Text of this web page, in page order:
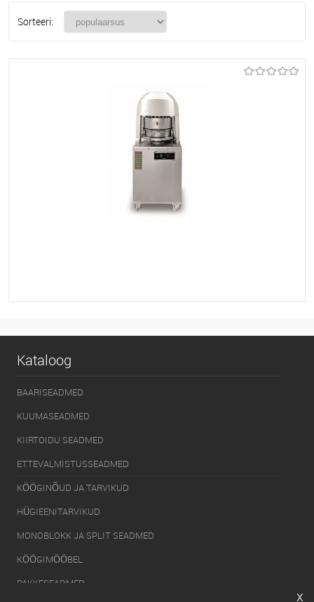
Sorteeri:
Kataloog
BAARISEADMED
KUUMASEADMED
KIIRTOIDU SEADMED
ETTEVALMISTUSSEADMED
KÖÖGINÕUD JA TARVIKUD
HÜGIEENITARVIKUD
MONOBLOKK JA SPLIT SEADMED
KÖÖGIMÖÖBEL
PAKKESEADMED
x